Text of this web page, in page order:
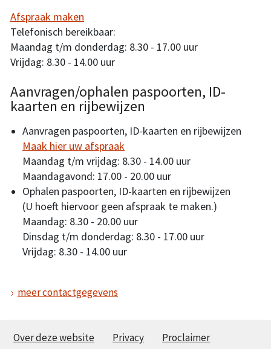
Afspraak maken
Telefonisch bereikbaar:
Maandag t/m donderdag: 8.30 - 17.00 uur
Vrijdag: 8.30 - 14.00 uur
Aanvragen/ophalen paspoorten, ID-
kaarten en rijbewijzen
Aanvragen paspoorten, ID-kaarten en rijbewijzen
Maak hier uw afspraak
Maandag t/m vrijdag: 8.30 - 14.00 uur
Maandagavond: 17.00 - 20.00 uur
Ophalen paspoorten, ID-kaarten en rijbewijzen
(U hoeft hiervoor geen afspraak te maken.)
Maandag: 8.30 - 20.00 uur
Dinsdag t/m donderdag: 8.30 - 17.00 uur
Vrijdag: 8.30 - 14.00 uur
meer contactgegevens
Over deze website Privacy Proclaimer